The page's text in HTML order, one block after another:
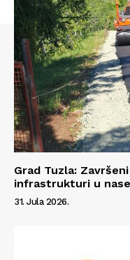
Grad Tuzla:
infrastrukturi u
31. Jula 2026.